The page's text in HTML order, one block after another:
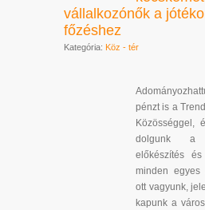
vállalkozónők a
főzéshez
Kategória: Köz - tér
pénzt is a
Közösséggel,
dolgunk a
előkészítés
minden egyes
ott vagyunk,
kapunk a